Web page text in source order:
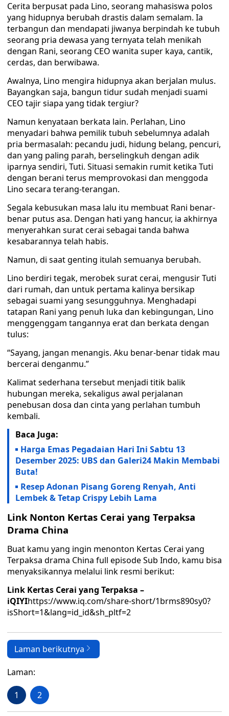
Cerita berpusat pada Lino, seorang mahasiswa polos
yang hidupnya berubah drastis dalam semalam. Ia
terbangun dan mendapati jiwanya berpindah ke tubuh
seorang pria dewasa yang ternyata telah menikah
dengan Rani, seorang CEO wanita super kaya, cantik,
cerdas, dan berwibawa.
Awalnya, Lino mengira hidupnya akan berjalan mulus.
Bayangkan saja, bangun tidur sudah menjadi suami
CEO tajir siapa yang tidak tergiur?
Namun kenyataan berkata lain. Perlahan, Lino
menyadari bahwa pemilik tubuh sebelumnya adalah
pria bermasalah: pecandu judi, hidung belang, pencuri,
dan yang paling parah, berselingkuh dengan adik
iparnya sendiri, Tuti. Situasi semakin rumit ketika Tuti
dengan berani terus memprovokasi dan menggoda
Lino secara terang-terangan.
Segala kebusukan masa lalu itu membuat Rani benar-
benar putus asa. Dengan hati yang hancur, ia akhirnya
menyerahkan surat cerai sebagai tanda bahwa
kesabarannya telah habis.
Namun, di saat genting itulah semuanya berubah.
Lino berdiri tegak, merobek surat cerai, mengusir Tuti
dari rumah, dan untuk pertama kalinya bersikap
sebagai suami yang sesungguhnya. Menghadapi
tatapan Rani yang penuh luka dan kebingungan, Lino
menggenggam tangannya erat dan berkata dengan
tulus:
“Sayang, jangan menangis. Aku benar-benar tidak mau
bercerai denganmu.”
Kalimat sederhana tersebut menjadi titik balik
hubungan mereka, sekaligus awal perjalanan
penebusan dosa dan cinta yang perlahan tumbuh
kembali.
Baca Juga:
Harga Emas Pegadaian Hari Ini Sabtu 13
Desember 2025: UBS dan Galeri24 Makin Membabi
Buta!
Resep Adonan Pisang Goreng Renyah, Anti
Lembek & Tetap Crispy Lebih Lama
Link Nonton Kertas Cerai yang Terpaksa
Drama China
Buat kamu yang ingin menonton Kertas Cerai yang
Terpaksa drama China full episode Sub Indo, kamu bisa
menyaksikannya melalui link resmi berikut:
Link Kertas Cerai yang Terpaksa –
iQIYIhttps://www.iq.com/share-short/1brms890sy0?
isShort=1&lang=id_id&sh_pltf=2
Laman berikutnya
Laman:
1 2